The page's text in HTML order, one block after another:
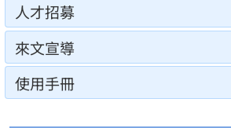
人才招募
來文宣導
使用手冊